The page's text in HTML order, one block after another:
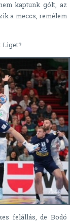
kaptunk gólt, az
a meccs, remélem
Liget?
felállás, de Bodó